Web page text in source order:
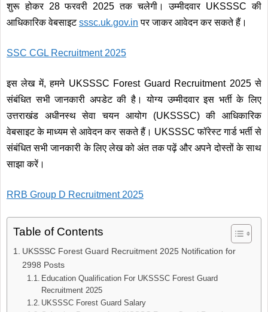
शुरू होकर 28 फरवरी 2025 तक चलेगी। उम्मीदवार UKSSSC की
आधिकारिक वेबसाइटsssc.uk.gov.in पर जाकर आवेदन कर सकते हैं।
SSC CGL Recruitment 2025
इस लेख में, हमने UKSSSC Forest Guard Recruitment 2025 से
संबंधित सभी जानकारी अपडेट की है। योग्य उम्मीदवार इस भर्ती के लिए
उत्तराखंड अधीनस्थ सेवा चयन आयोग (UKSSSC) की आधिकारिक
वेबसाइट के माध्यम से आवेदन कर सकते हैं। UKSSSC फॉरेस्ट गार्ड भर्ती से
संबंधित सभी जानकारी के लिए लेख को अंत तक पढ़ें और अपने दोस्तों के साथ
साझा करें।
RRB Group D Recruitment 2025
Table of Contents
UKSSSC Forest Guard Recruitment 2025 Notification for
2998 Posts
Education Qualification For UKSSSC Forest Guard
Recruitment 2025
UKSSSC Forest Guard Salary